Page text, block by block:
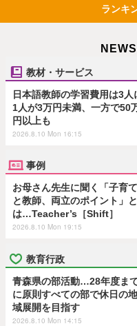
ランキ
教材・サービス
日本語教師の学習費用は3人
1人が3万円未満、一方で50
円以上も
2026.8.10 Mon 16:15
事例
お母さん先生に聞く「子育て
と教師、両立のポイント」と
は…Teacher’s［Shift］
2026.8.10 Mon 19:15
教育行政
青森県の部活動…28年度ま
に原則すべての部で休日の
域展開を目指す
2026.8.10 Mon 14:15